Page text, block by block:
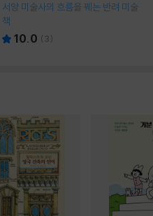
서양 미술사의 흐름을 꿰는 반려 미술
책
10.0 ( 3)